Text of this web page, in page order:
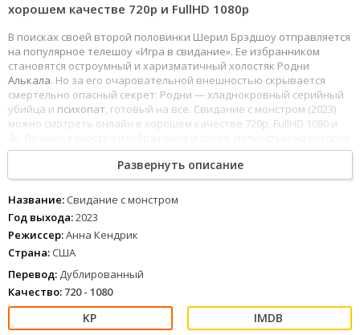
хорошем качестве 720p и FullHD 1080р
В поисках своей второй половинки Шерил Брэдшоу отправляется
на популярное телешоу «Игра в свидание». Ее избранником
становятся остроумный и харизматичный холостяк Родни
Алькала. Но за его очаровательной внешностью скрывается
смертельно опасный секрет: Родни — хладнокровный серийный
убийца и психопат, готовый на все. Свидание с монстром (2023)
можно смотреть онлайн в хорошем качестве 720p, FullHD 1080 и
языке.
Развернуть описание
Название: Свидание с монстром
Год выхода:2023
Режиссер:Анна Кендрик
Страна: США
Перевод: Дублированный
Качество: 720 - 1080